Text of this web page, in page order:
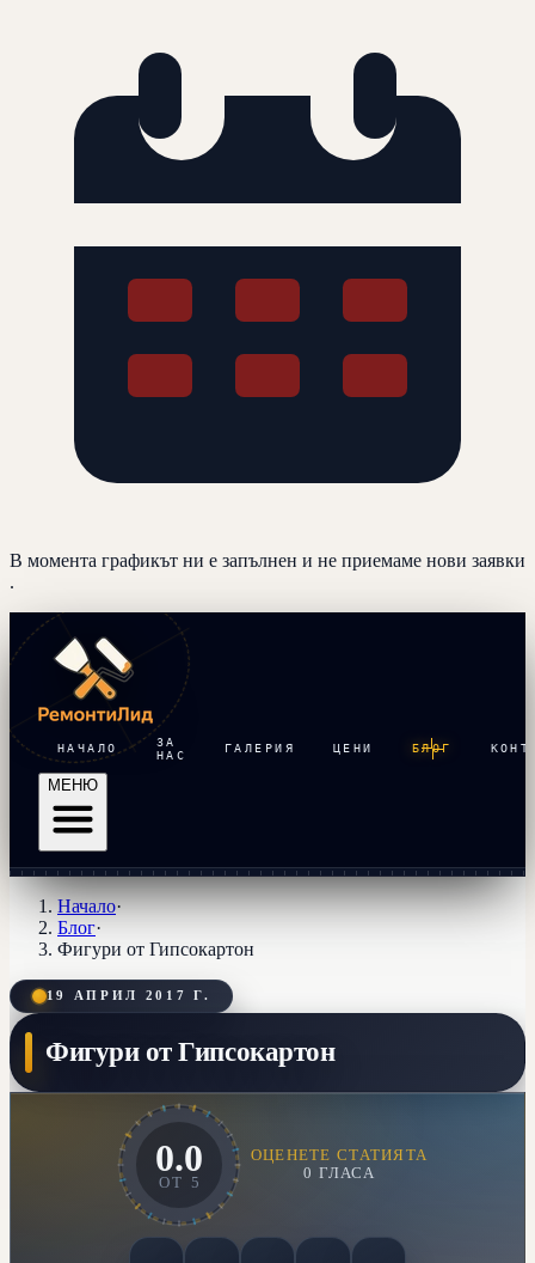
В момента графикът ни е запълнен и не приемаме нови заявки
.
НАЧАЛО
ЗА
НАС
ГАЛЕРИЯ ЦЕНИ БЛОГ
МЕНЮ
Начало·
Блог·
Фигури от Гипсокартон
19 АПРИЛ 2017 Г.
Фигури от Гипсокартон
0.0
ОТ 5
ОЦЕНЕТЕ СТАТИЯТА
0 ГЛАСА